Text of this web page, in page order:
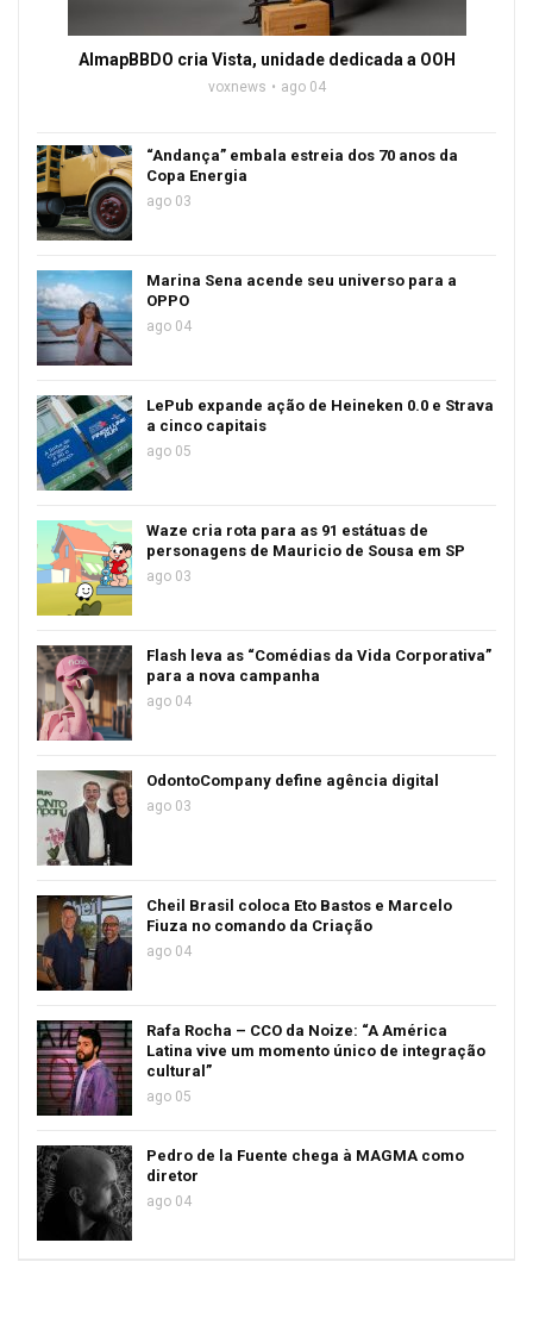
AlmapBBDO cria Vista, unidade dedicada a OOH
voxnews ago 04
“Andança” embala estreia dos 70 anos da
Copa Energia
ago 03
Marina Sena acende seu universo para a
OPPO
ago 04
LePub expande ação de Heineken 0.0 e Strava
a cinco capitais
ago 05
Waze cria rota para as 91 estátuas de
personagens de Mauricio de Sousa em SP
ago 03
Flash leva as “Comédias da Vida Corporativa”
para a nova campanha
ago 04
OdontoCompany define agência digital
ago 03
Cheil Brasil coloca Eto Bastos e Marcelo
Fiuza no comando da Criação
ago 04
Rafa Rocha – CCO da Noize: “A América
Latina vive um momento único de integração
cultural”
ago 05
Pedro de la Fuente chega à MAGMA como
diretor
ago 04